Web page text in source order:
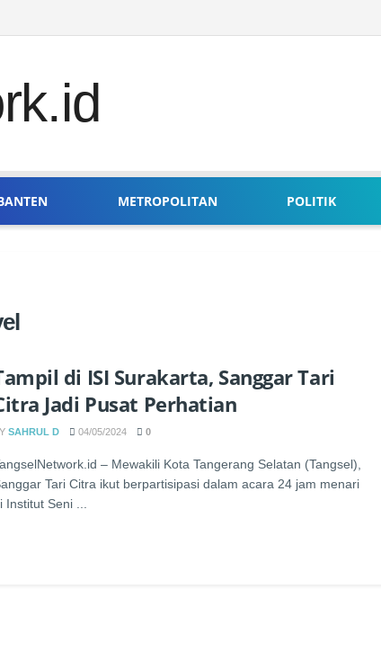
METROPOLITAN POLITIK
di ISI Surakarta, Sanggar Tari
Jadi Pusat Perhatian
SAHRUL D 04/05/2024 0
– Mewakili Kota Tangerang Selatan (Tangsel),
Tari Citra ikut berpartisipasi dalam acara 24 jam menari
Institut Seni ...